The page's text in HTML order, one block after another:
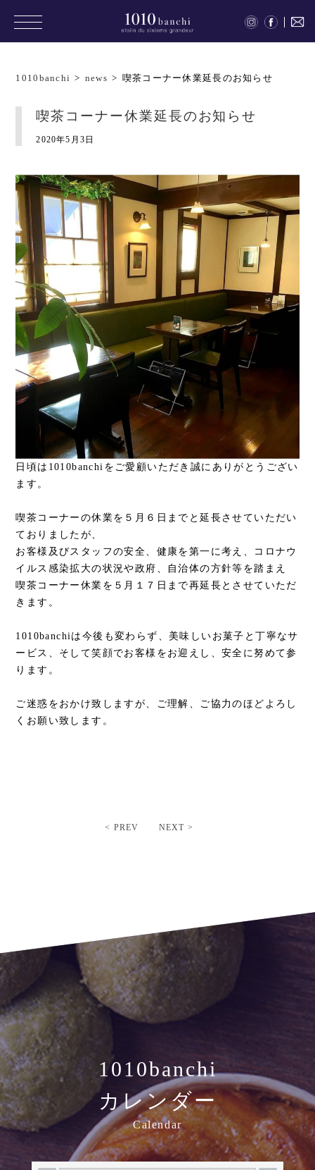
1010banchi > news > 喫茶コーナー休業延長のお知らせ
喫茶コーナー休業延長のお知らせ
2020年5月3日
日頃は1010banchiをご愛顧いただき誠にありがとうござい
ます。
喫茶コーナーの休業を５月６日までと延長させていただい
ておりましたが、
お客様及びスタッフの安全、健康を第一に考え、コロナウ
イルス感染拡大の状況や政府、自治体の方針等を踏まえ
喫茶コーナー休業を５月１７日まで再延長とさせていただ
きます。
1010banchiは今後も変わらず、美味しいお菓子と丁寧なサ
ービス、そして笑顔でお客様をお迎えし、安全に努めて参
ります。
ご迷惑をおかけ致しますが、ご理解、ご協力のほどよろし
くお願い致します。
< PREV NEXT >
1010banchi
カレンダー
Calendar